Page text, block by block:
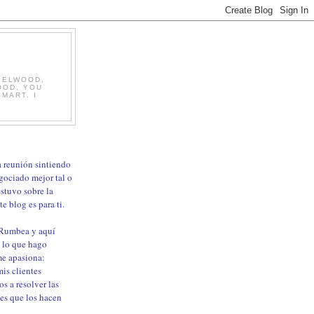
YOU
I
reunión sintiendo
mejor tal o
sobre la
blog es para ti.
y aquí
que hago
apasiona:
clientes
a resolver las
que los hacen